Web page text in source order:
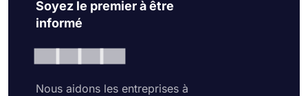
Soyez le premier à être
informé
Nous aidons les entreprises à